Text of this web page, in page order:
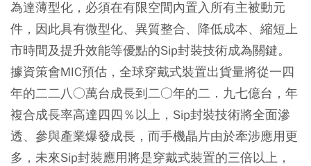
為達薄型化，必須在有限空間內置入所有主被動元
件，因此具有微型化、異質整合、降低成本、縮短上
市時間及提升效能等優點的Sip封裝技術成為關鍵。
據資策會MIC預估， 全球穿戴式裝置出貨量將從一四
年的二二八○萬台成長到二○年的二．九七億台，年
複合成長率高達四四％以上，Sip封裝技術將全面滲
透、參與產業爆發成長，而手機晶片由於牽涉應用更
多，未來Sip封裝應用將是穿戴式裝置的三倍以上，